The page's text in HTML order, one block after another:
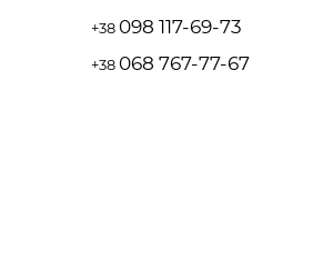
+38 098 117-69-73
+38 068 767-77-67